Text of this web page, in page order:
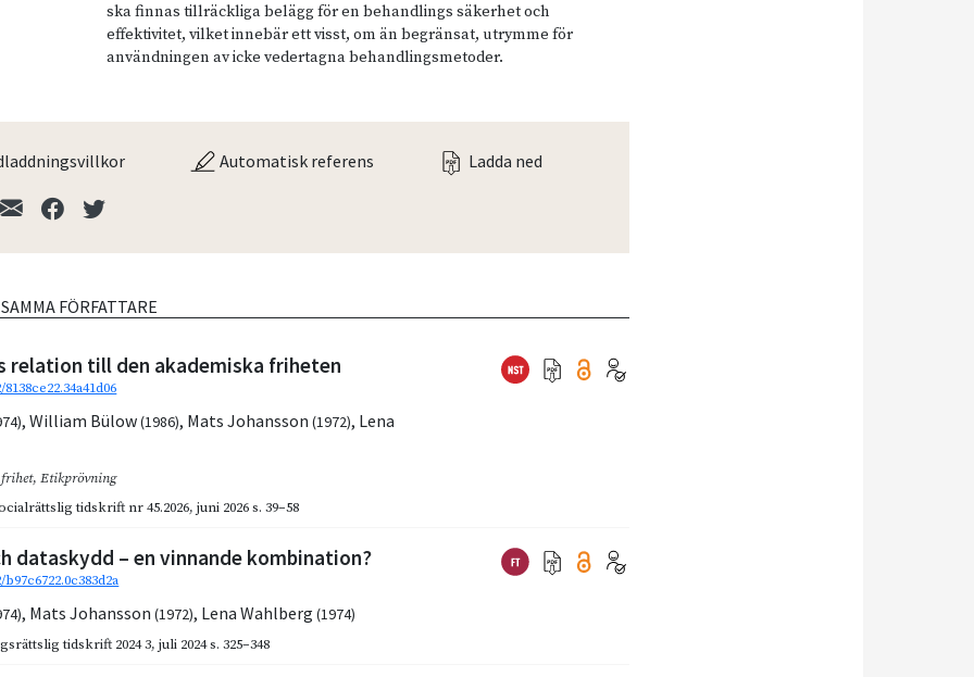
ska finnas tillräckliga belägg för en behandlings säkerhet och
effektivitet, vilket innebär ett visst, om än begränsat, utrymme för
användningen av icke vedertagna behandlingsmetoder.
Automatisk referens Ladda ned
FÖRFATTARE
relation till den akademiska friheten
,William Bülow(1986), Mats Johansson(1972), Lena
frihet,Etikprövning
tidskrift nr 45.2026,juni 2026 s. 39–58
dataskydd – en vinnande kombination?
, Mats Johansson(1972), Lena Wahlberg(1974)
tidskrift 2024 3,juli 2024s. 325–348